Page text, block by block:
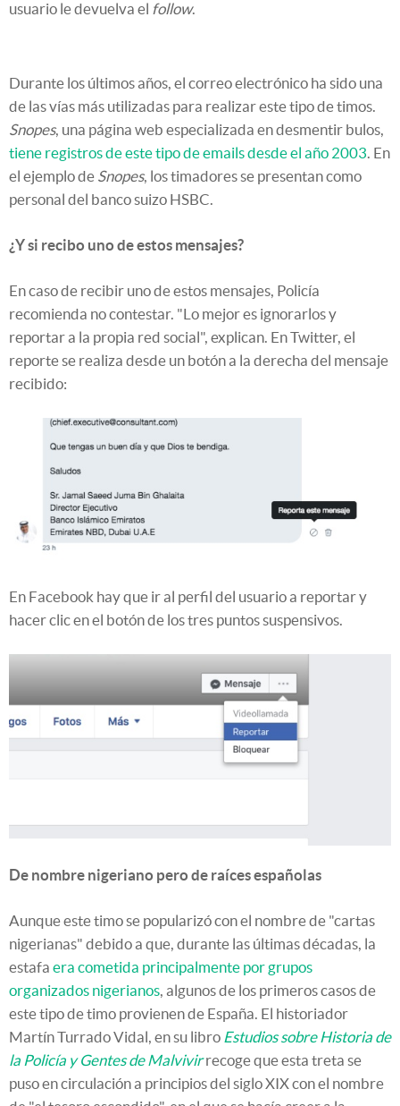
usuario le devuelva el follow.
Durante los últimos años, el correo electrónico ha sido una
de las vías más utilizadas para realizar este tipo de timos.
Snopes, una página web especializada en desmentir bulos,
tiene registros de este tipo de emails desde el año 2003. En
el ejemplo de Snopes, los timadores se presentan como
personal del banco suizo HSBC.
¿Y si recibo uno de estos mensajes?
En caso de recibir uno de estos mensajes, Policía
recomienda no contestar. "Lo mejor es ignorarlos y
reportar a la propia red social", explican. En Twitter, el
reporte se realiza desde un botón a la derecha del mensaje
recibido:
En Facebook hay que ir al perfil del usuario a reportar y
hacer clic en el botón de los tres puntos suspensivos.
De nombre nigeriano pero de raíces españolas
Aunque este timo se popularizó con el nombre de "cartas
nigerianas" debido a que, durante las últimas décadas, la
estafa era cometida principalmente por grupos
organizados nigerianos, algunos de los primeros casos de
este tipo de timo provienen de España. El historiador
Martín Turrado Vidal, en su libro Estudios sobre Historia de
la Policía y Gentes de Malvivirrecoge que esta treta se
puso en circulación a principios del siglo XIX con el nombre